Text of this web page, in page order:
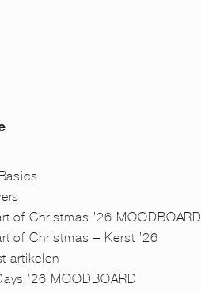
of Christmas ’26 MOODBOARD
of Christmas – Kerst ’26
artikelen
’26 MOODBOARD